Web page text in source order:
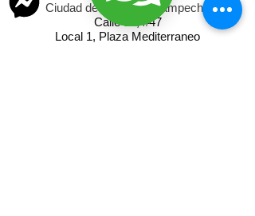
Ciudad del Carmen, Campeche
Calle 31, #47
Local 1, Plaza Mediterraneo